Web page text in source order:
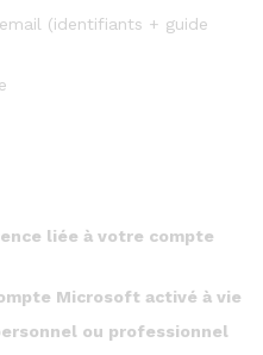
(identifiants + guide
liée à votre compte
Microsoft activé à vie
ou professionnel